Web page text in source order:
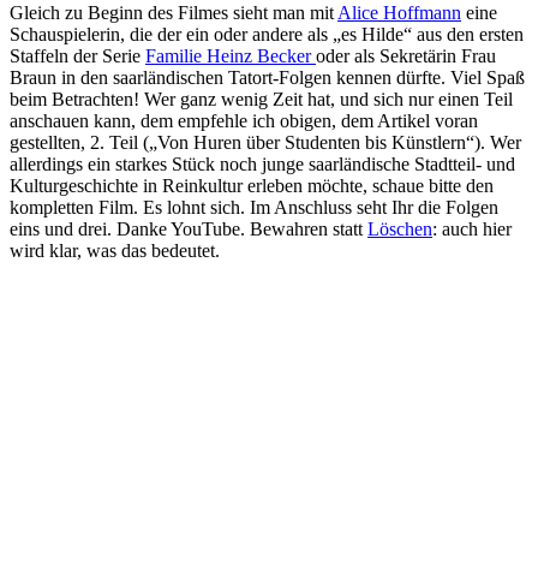
Gleich zu Beginn des Filmes sieht man mit Alice Hoffmann eine
Schauspielerin, die der ein oder andere als „es Hilde“ aus den ersten
Staffeln der Serie Familie Heinz Beckeroder als Sekretärin Frau
Braun in den saarländischen Tatort-Folgen kennen dürfte. Viel Spaß
beim Betrachten! Wer ganz wenig Zeit hat, und sich nur einen Teil
anschauen kann, dem empfehle ich obigen, dem Artikel voran
gestellten, 2. Teil („Von Huren über Studenten bis Künstlern“). Wer
allerdings ein starkes Stück noch junge saarländische Stadtteil- und
Kulturgeschichte in Reinkultur erleben möchte, schaue bitte den
kompletten Film. Es lohnt sich. Im Anschluss seht Ihr die Folgen
eins und drei. Danke YouTube. Bewahren statt Löschen: auch hier
wird klar, was das bedeutet.